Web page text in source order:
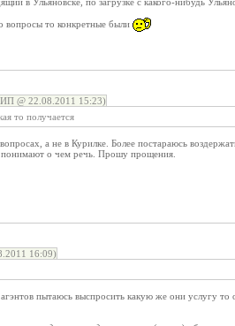
вопросы то конкретные были
ИП @ 22.08.2011 15:23)
то получается
а не в Курилке. Более постараюсь
о чем речь. Прошу прощения.
16:09)
пытаюсь выспросить какую же они услугу то